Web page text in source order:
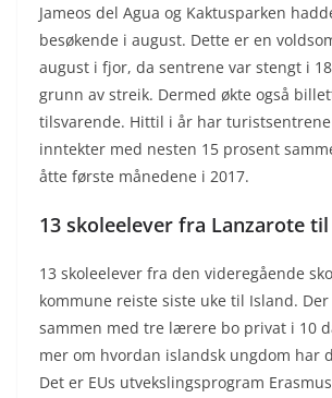
Jameos del Agua og Kaktusparken
besøkende i august. Dette er en
august i fjor, da sentrene var stengt i
grunn av streik. Dermed økte også
tilsvarende. Hittil i år har
inntekter med nesten 15 prosent
åtte første månedene i 2017.
13 skoleelever fra Lanzarote
13 skoleelever fra den videregående
kommune reiste siste uke til Island. Der
sammen med tre lærere bo privat i 10
mer om hvordan islandsk ungdom har
Det er EUs utvekslingsprogram